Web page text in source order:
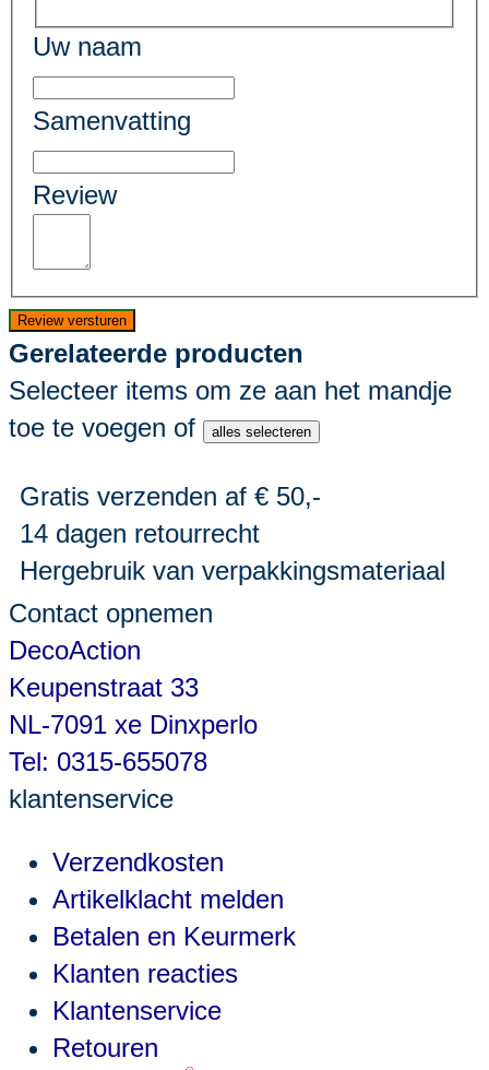
Uw naam
Samenvatting
Review
Review versturen
Gerelateerde producten
Selecteer items om ze aan het mandje
toe te voegen of
alles selecteren
Gratis verzenden af € 50,-
14 dagen retourrecht
Hergebruik van verpakkingsmateriaal
Contact opnemen
DecoAction
Keupenstraat 33
NL-7091 xe Dinxperlo
Tel: 0315-655078
klantenservice
Verzendkosten
Artikelklacht melden
Betalen en Keurmerk
Klanten reacties
Klantenservice
Retouren